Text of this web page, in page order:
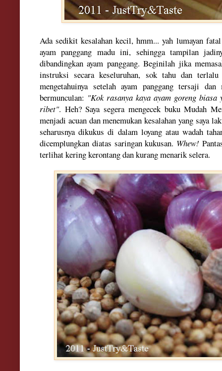
Ada sedikit kesalahan kecil, hmm... yah lumayan fatal
ayam panggang madu ini, sehingga tampilan
dibandingkan ayam panggang. Beginilah jika
instruksi secara keseluruhan, sok tahu dan
mengetahuinya setelah ayam panggang tersaji
bermunculan: "Kok rasanya kaya ayam goreng biasa
ribet". Heh? Saya segera mengecek buku Mudah
menjadi acuan dan menemukan kesalahan yang saya
seharusnya dikukus di dalam loyang atau wadah
dicemplungkan diatas saringan kukusan. Whew!
terlihat kering kerontang dan kurang menarik selera.